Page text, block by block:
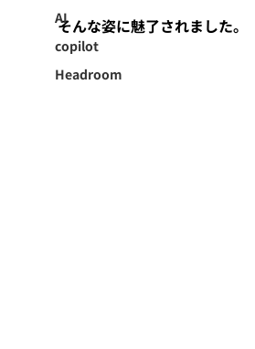
AI
copilot
Headroom
そんな姿に魅了されました。